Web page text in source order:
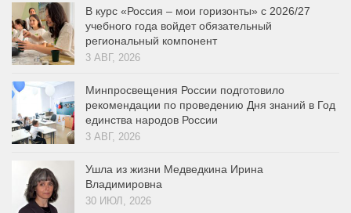
В курс «Россия – мои горизонты» с 2026/27
учебного года войдет обязательный
региональный компонент
3 АВГ, 2026
Минпросвещения России подготовило
рекомендации по проведению Дня знаний в Год
единства народов России
3 АВГ, 2026
Ушла из жизни Медведкина Ирина
Владимировна
30 ИЮЛ, 2026